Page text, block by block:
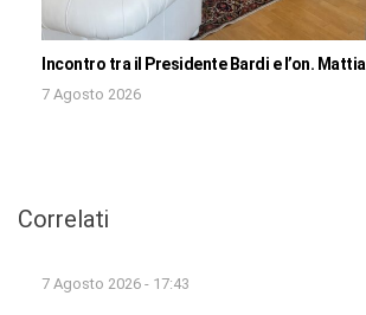
Incontro tra il Presidente Bardi e l’on. Mattia
7 Agosto 2026
Correlati
7 Agosto 2026 - 17:43